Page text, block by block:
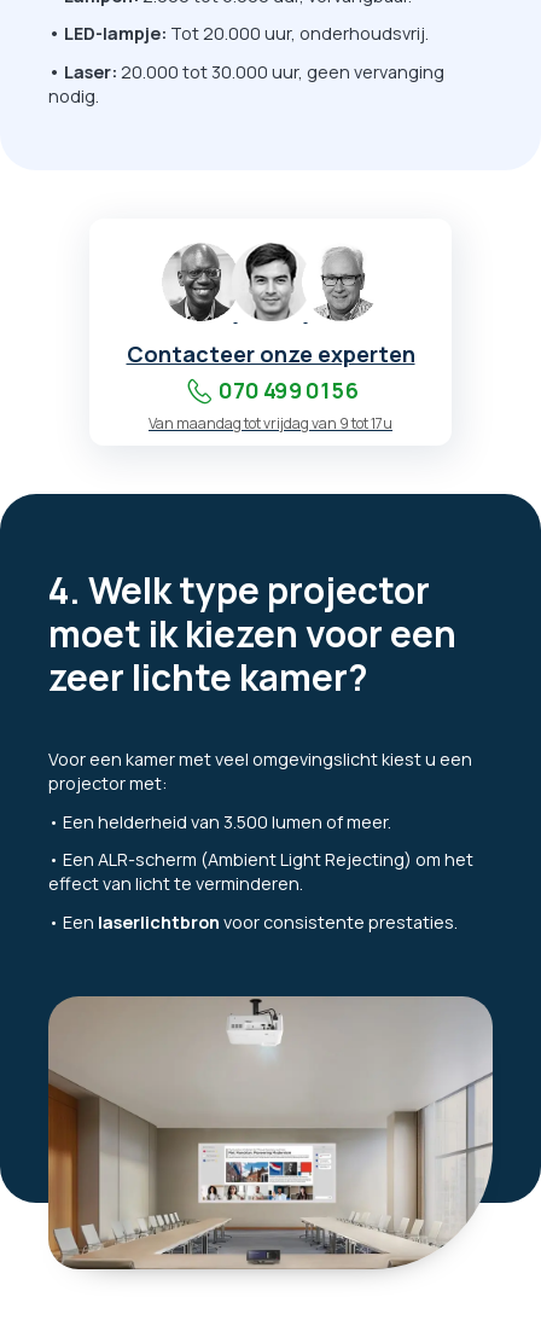
• LED-lampje: Tot 20.000 uur, onderhoudsvrij.
• Laser: 20.000 tot 30.000 uur, geen vervanging
nodig.
Contacteer onze experten
070 499 01 56
Van maandag tot vrijdag van 9 tot 17u
4. Welk type projector
moet ik kiezen voor een
zeer lichte kamer?
Voor een kamer met veel omgevingslicht kiest u een
projector met:
• Een helderheid van 3.500 lumen of meer.
• Een ALR-scherm (Ambient Light Rejecting) om het
effect van licht te verminderen.
• Een laserlichtbron voor consistente prestaties.